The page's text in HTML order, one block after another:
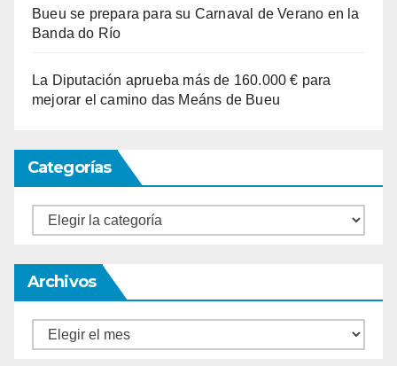
Bueu se prepara para su Carnaval de Verano en la
Banda do Río
La Diputación aprueba más de 160.000 € para
mejorar el camino das Meáns de Bueu
Categorías
Categorías
Archivos
Archivos